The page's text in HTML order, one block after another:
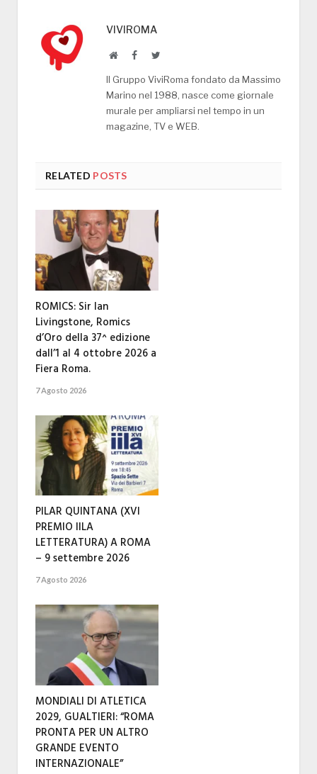
VIVIROMA
WebsiteFacebookTwitter
Il Gruppo ViviRoma fondato da Massimo
Marino nel 1988, nasce come giornale
murale per ampliarsi nel tempo in un
magazine, TV e WEB.
RELATED POSTS
ROMICS: Sir Ian
Livingstone, Romics
d’Oro della 37^ edizione
dall’1 al 4 ottobre 2026 a
Fiera Roma.
7 Agosto 2026
PILAR QUINTANA (XVI
PREMIO IILA
LETTERATURA) A ROMA
– 9 settembre 2026
7 Agosto 2026
MONDIALI DI ATLETICA
2029, GUALTIERI: “ROMA
PRONTA PER UN ALTRO
GRANDE EVENTO
INTERNAZIONALE”